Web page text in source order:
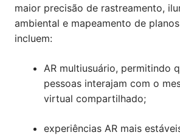
maior precisão de rastreamento,
ambiental e mapeamento de
incluem:
AR multiusuário, permitindo
pessoas interajam com o
virtual compartilhado;
experiências AR mais